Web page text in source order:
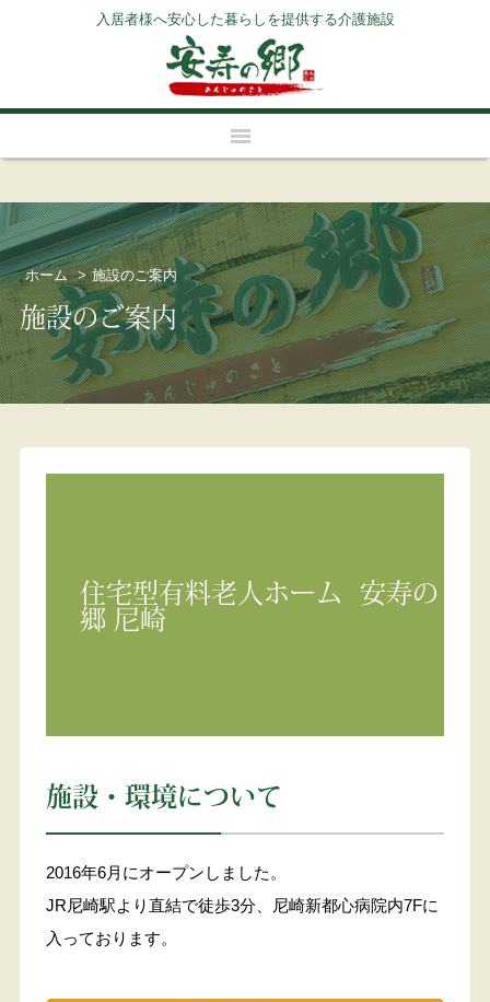
介護のサポート体制
施設のご案内
入居までの流れ
よくある質問
入居者様へ安心した暮らしを提供する介護施設
介護のサポート体制
施設のご案内
見学・体験入居のご案内
ホーム > 施設のご案内
施設のご案内
住宅型有料老人ホーム 安寿の
郷 尼崎
施設・環境について
2016年6月にオープンしました。
JR尼崎駅より直結で徒歩3分、尼崎新都心病院内7Fに
入っております。